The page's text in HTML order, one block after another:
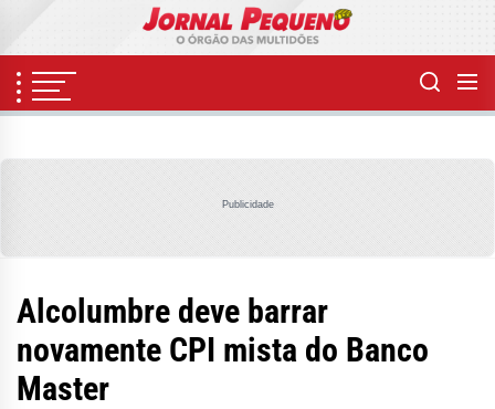
content
Publicidade
Alcolumbre deve barrar
novamente CPI mista do Banco
Master